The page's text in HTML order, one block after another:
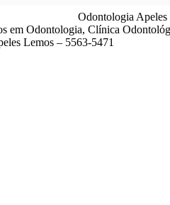
Odontologia
em Odontologia, Clínica
Lemos – 5563-5471